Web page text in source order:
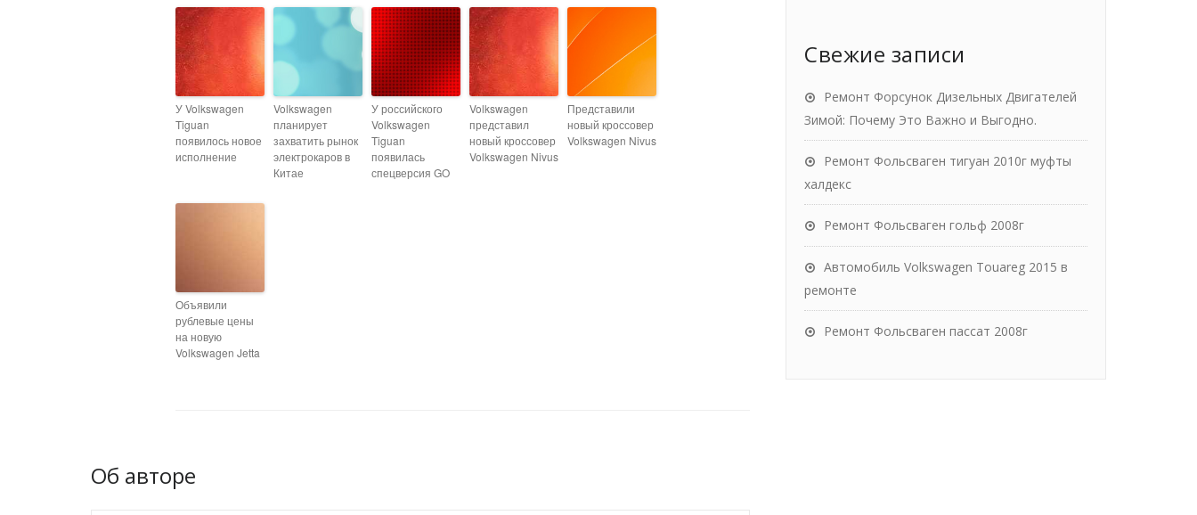
У Volkswagen
Tiguan
появилось новое
исполнение
Volkswagen
планирует
захватить рынок
электрокаров в
Китае
У российского
Volkswagen
Tiguan
появилась
спецверсия GO
Volkswagen
представил
новый кроссовер
Volkswagen Nivus
Представили
новый кроссовер
Volkswagen Nivus
Объявили
рублевые цены
на новую
Volkswagen Jetta
Об авторе
Свежие записи
Ремонт Форсунок Дизельных Двигателей
Зимой: Почему Это Важно и Выгодно.
Ремонт Фольсваген тигуан 2010г муфты
халдекс
Ремонт Фольсваген гольф 2008г
Автомобиль Volkswagen Touareg 2015 в
ремонте
Ремонт Фольсваген пассат 2008г